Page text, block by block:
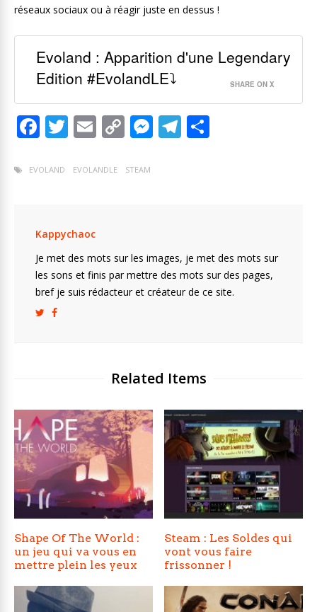
réseaux sociaux ou à réagir juste en dessus !
Evoland : Apparition d'une Legendary
Edition #EvolandLE⤵
SHARE ON X
F
e
o
k
T
itt
E
ai
C
p
k
M
er
T
EVOLAND EVOLANDLE STEAM
Kappychaoc
Je met des mots sur les images, je met des mots sur
les sons et finis par mettre des mots sur des pages,
bref je suis rédacteur et créateur de ce site.
Related Items
Shape Of The World :
un jeu qui va vous en
mettre plein les yeux
Steam : Les Soldes qui
vont vous faire
frissonner !